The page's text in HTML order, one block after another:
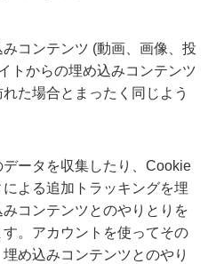
コンテンツ (動画、画像、投
トからの埋め込みコンテンツ
た場合とまったく同じよう
ータを収集したり、Cookie
よる追加トラッキングを埋
コンテンツとのやりとりを
。アカウントを使ってその
め込みコンテンツとのやり